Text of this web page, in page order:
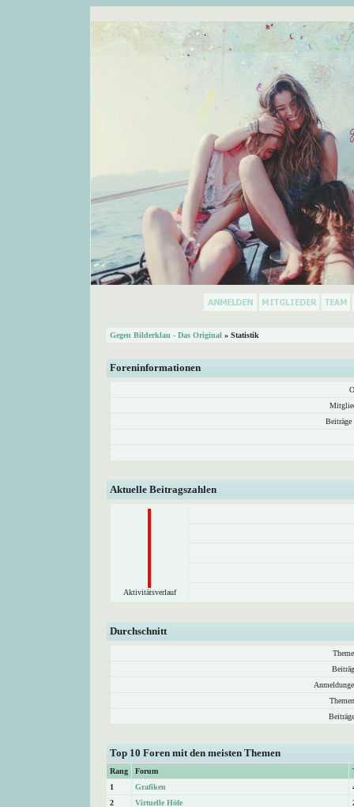
Gegen Bilderklau - Das Original » Statistik
Foreninformationen
Beiträge
Aktuelle Beitragszahlen
Aktivitätsverlauf
Durchschnitt
Top 10 Foren mit den meisten Themen
Rang Forum
1
Grafiken
2
Virtuelle Höfe